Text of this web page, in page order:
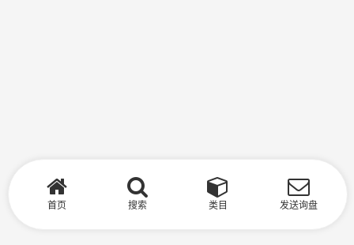
首页 搜索 类目 发送询盘